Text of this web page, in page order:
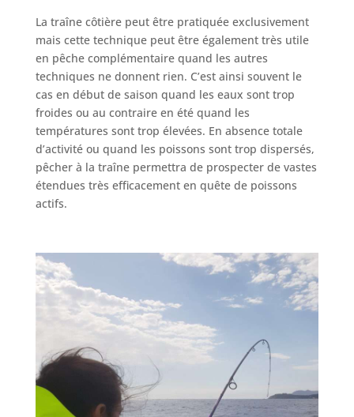
La traîne côtière peut être pratiquée exclusivement
mais cette technique peut être également très utile
en pêche complémentaire quand les autres
techniques ne donnent rien. C’est ainsi souvent le
cas en début de saison quand les eaux sont trop
froides ou au contraire en été quand les
températures sont trop élevées. En absence totale
d’activité ou quand les poissons sont trop dispersés,
pêcher à la traîne permettra de prospecter de vastes
étendues très efficacement en quête de poissons
actifs.